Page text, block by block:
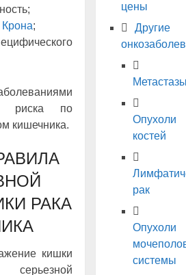
Крона;
риска по
кишечника.
РАКА
кишки
цены
Другие
Опухоли
костей
рак
Опухоли
системы